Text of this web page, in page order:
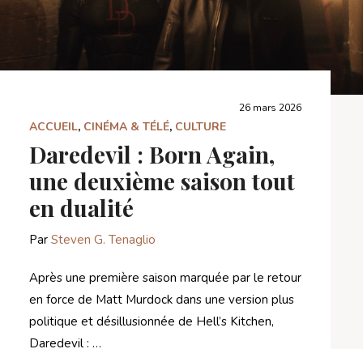
26 mars 2026
ACCUEIL, CINÉMA & TÉLÉ, CULTURE
Daredevil : Born Again,
une deuxième saison tout
en dualité
Par Steven G. Tenaglio
Après une première saison marquée par le retour
en force de Matt Murdock dans une version plus
politique et désillusionnée de Hell’s Kitchen,
Daredevil : …